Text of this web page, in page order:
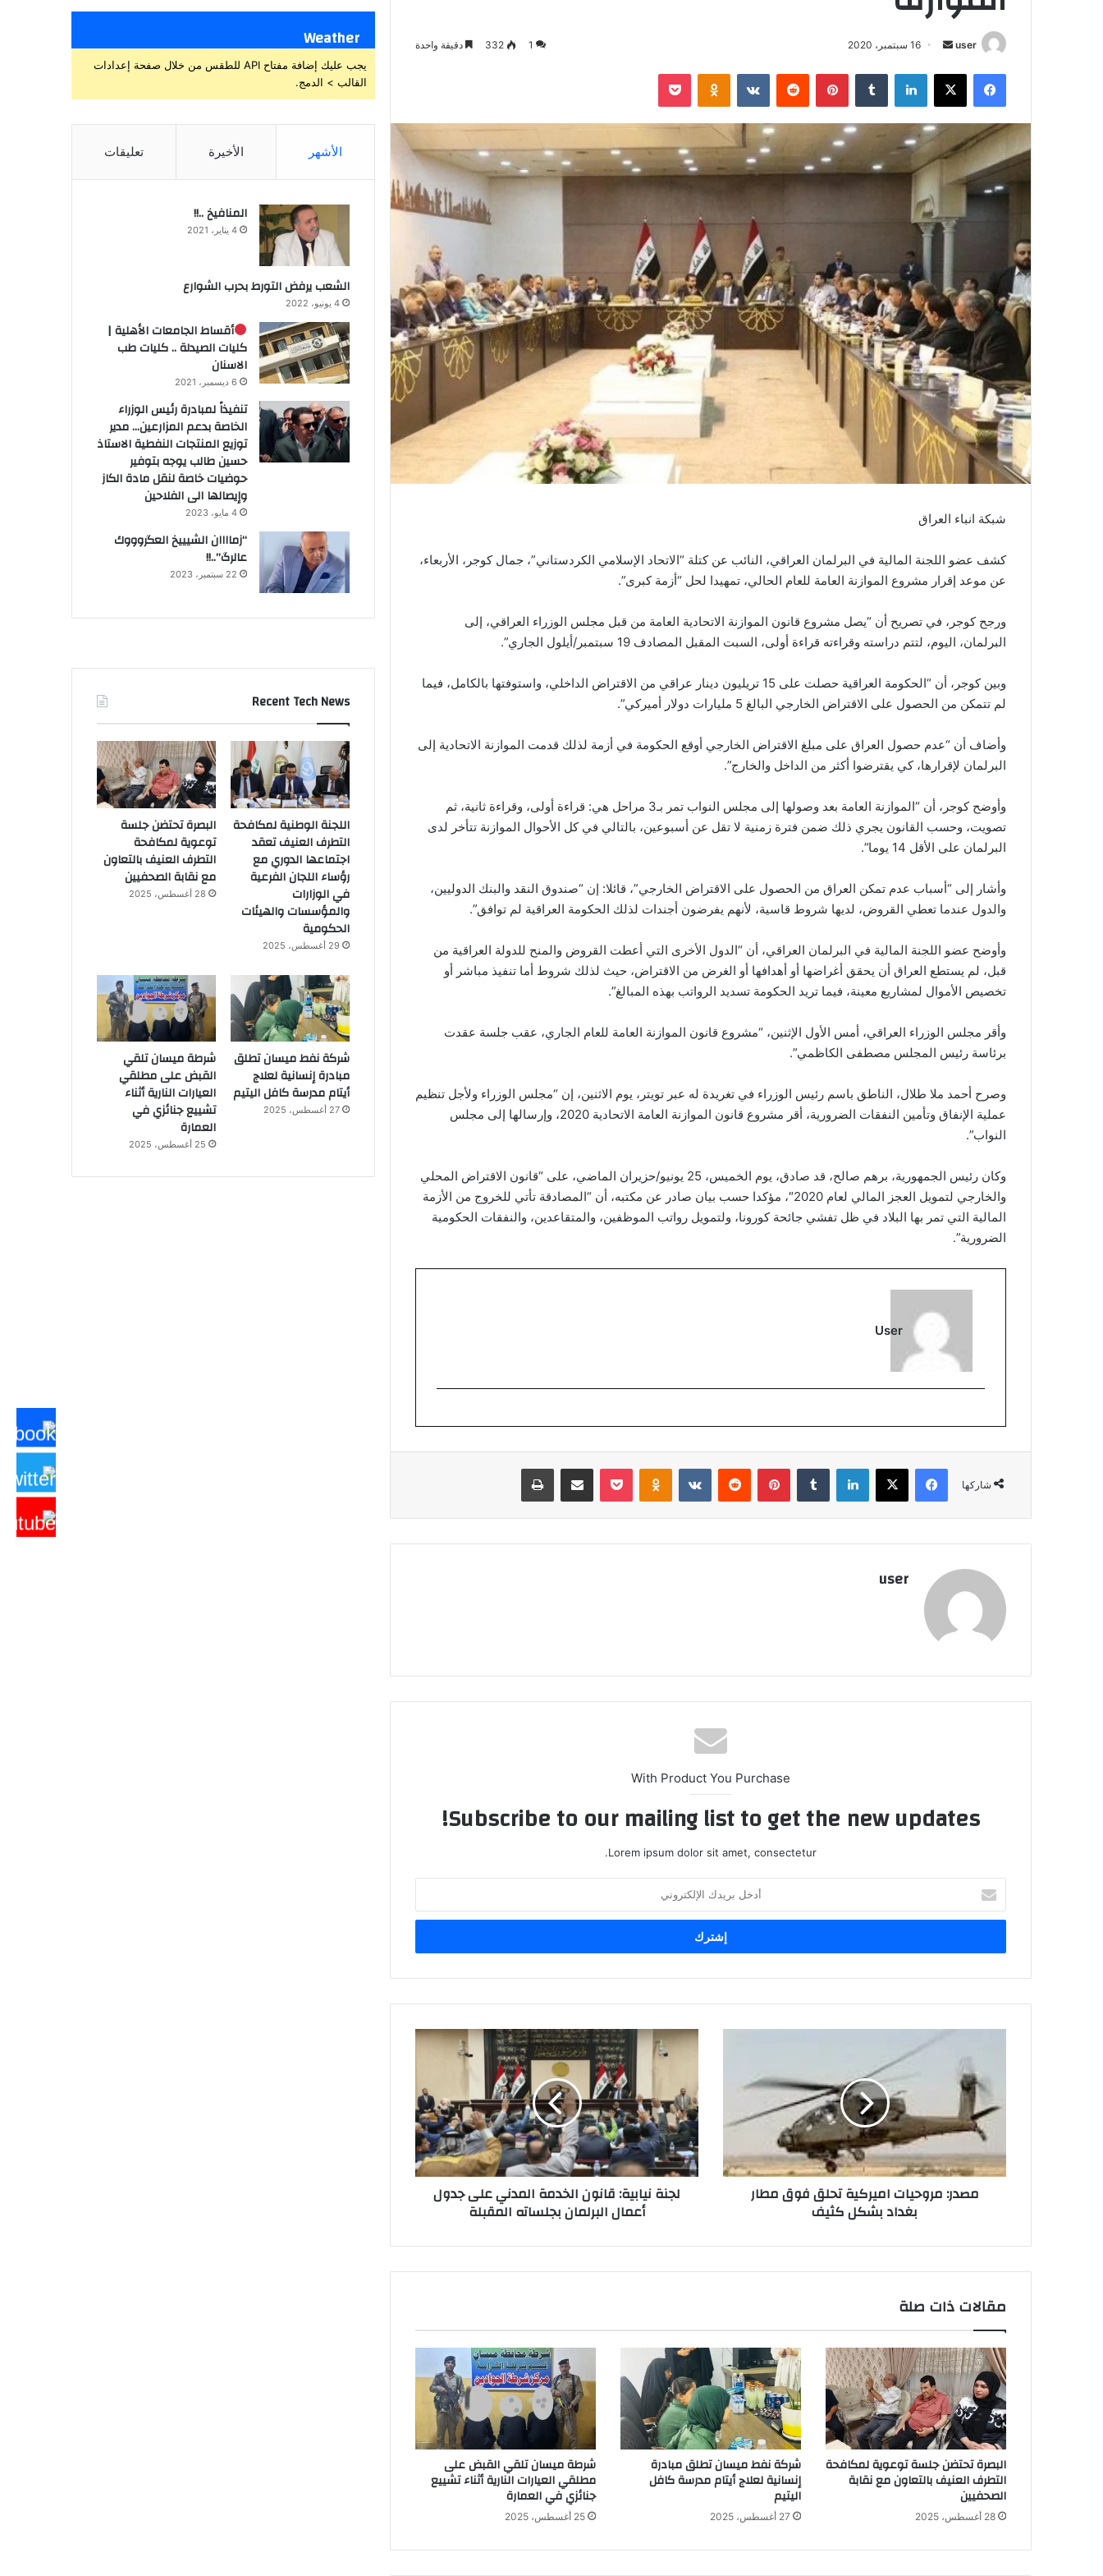
user
أرسل 16 سبتمبر، 2020 1
332 دقيقة واحدة
فيسبوك ‫X لينكدإن بينتيريست Odnoklassniki
‫Pocket
شبكة انباء العراق
كشف عضو اللجنة المالية في البرلمان العراقي، النائب عن كتلة “الاتحاد الإسلامي الكردستاني”، جمال كوجر، الأربعاء،
عن موعد إقرار مشروع الموازنة العامة للعام الحالي، تمهيدا لحل “أزمة كبرى”.
ورجح كوجر، في تصريح أن “يصل مشروع قانون الموازنة الاتحادية العامة من قبل مجلس الوزراء العراقي، إلى
البرلمان، اليوم، لتتم دراسته وقراءته قراءة أولى، السبت المقبل المصادف 19 سبتمبر/أيلول الجاري”.
وبين كوجر، أن “الحكومة العراقية حصلت على 15 تريليون دينار عراقي من الاقتراض الداخلي، واستوفتها بالكامل، فيما
لم تتمكن من الحصول على الاقتراض الخارجي البالغ 5 مليارات دولار أميركي”.
وأضاف أن “عدم حصول العراق على مبلغ الاقتراض الخارجي أوقع الحكومة في أزمة لذلك قدمت الموازنة الاتحادية إلى
البرلمان لإقرارها، كي يقترضوا أكثر من الداخل والخارج”.
وأوضح كوجر، أن “الموازنة العامة بعد وصولها إلى مجلس النواب تمر بـ3 مراحل هي: قراءة أولى، وقراءة ثانية، ثم
تصويت، وحسب القانون يجري ذلك ضمن فترة زمنية لا تقل عن أسبوعين، بالتالي في كل الأحوال الموازنة تتأخر لدى
البرلمان على الأقل 14 يوما”.
وأشار إلى “أسباب عدم تمكن العراق من الحصول على الاقتراض الخارجي”، قائلا: إن “صندوق النقد والبنك الدوليين،
والدول عندما تعطي القروض، لديها شروط قاسية، لأنهم يفرضون أجندات لذلك الحكومة العراقية لم توافق”.
وأوضح عضو اللجنة المالية في البرلمان العراقي، أن “الدول الأخرى التي أعطت القروض والمنح للدولة العراقية من
قبل، لم يستطع العراق أن يحقق أغراضها أو أهدافها أو الغرض من الاقتراض، حيث لذلك شروط أما تنفيذ مباشر أو
تخصيص الأموال لمشاريع معينة، فيما تريد الحكومة تسديد الرواتب بهذه المبالغ”.
وأقر مجلس الوزراء العراقي، أمس الأول الإثنين، “مشروع قانون الموازنة العامة للعام الجاري، عقب جلسة عقدت
برئاسة رئيس المجلس مصطفى الكاظمي”.
وصرح أحمد ملا طلال، الناطق باسم رئيس الوزراء في تغريدة له عبر تويتر، يوم الاثنين، إن “مجلس الوزراء ولأجل تنظيم
عملية الإنفاق وتأمين النفقات الضرورية، أقر مشروع قانون الموازنة العامة الاتحادية 2020، وإرسالها إلى مجلس
النواب”.
وكان رئيس الجمهورية، برهم صالح، قد صادق، يوم الخميس، 25 يونيو/حزيران الماضي، على “قانون الاقتراض المحلي
والخارجي لتمويل العجز المالي لعام 2020″، مؤكدا حسب بيان صادر عن مكتبه، أن “المصادقة تأتي للخروج من الأزمة
المالية التي تمر بها البلاد في ظل تفشي جائحة كورونا، ولتمويل رواتب الموظفين، والمتقاعدين، والنفقات الحكومية
الضرورية”.
User
شاركها
فيسبوك ‫X لينكدإن بينتيريست Odnoklassniki
‫Pocket مشاركة عبر البريد طباعة
user
With Product You Purchase
Subscribe to our mailing list to get the new updates!
Lorem ipsum dolor sit amet, consectetur.
بريدك
الإلكتروني
اميركية
تحلق
فوق
مطار
بغداد
بشكل
كثيف
مصدر: مروحيات اميركية تحلق فوق مطار
بغداد بشكل كثيف
لجنة
الخدمة
المدني
على
جدول
أعمال
البرلمان
بجلساتهلجنة نيابية: قانون الخدمة المدني على جدول
أعمال البرلمان بجلساته المقبلة
مقالات ذات صلة
البصرة تحتضن جلسة توعوية لمكافحة
التطرف العنيف بالتعاون مع نقابة
الصحفيين
28 أغسطس، 2025
شركة نفط ميسان تطلق مبادرة
إنسانية لعلاج أيتام مدرسة كافل
اليتيم
27 أغسطس، 2025
شرطة ميسان تلقي القبض على
مطلقي العيارات النارية أثناء تشييع
جنائزي في العمارة
25 أغسطس، 2025
Weather
يجب عليك إضافة مفتاح API للطقس من خلال صفحة إعدادات
القالب > الدمج.
الأشهر الأخيرة تعليقات
المنافيخ ..!!
4 يناير، 2021
الشعب يرفض التورط بحرب الشوارع
4 يونيو، 2022
أقساط الجامعات الأهلية |
كليات الصيدلة .. كليات طب
الاسنان
6 ديسمبر، 2021
تنفيذاً لمبادرة رئيس الوزراء
الخاصة بدعم المزارعين… مدير
توزيع المنتجات النفطية الاستاذ
حسين طالب يوجه بتوفير
حوضيات خاصة لنقل مادة الكاز
وإيصالها الى الفلاحين
4 مايو، 2023
“زماااان الشيييخ العگروووك
عالرگ”..!!
22 سبتمبر، 2023
Recent Tech News
اللجنة الوطنية لمكافحة
التطرف العنيف تعقد
اجتماعها الدوري مع
رؤساء اللجان الفرعية
في الوزارات
والمؤسسات والهيئات
الحكومية
29 أغسطس، 2025
البصرة تحتضن جلسة
توعوية لمكافحة
التطرف العنيف بالتعاون
مع نقابة الصحفيين
28 أغسطس، 2025
شركة نفط ميسان تطلق
مبادرة إنسانية لعلاج
أيتام مدرسة كافل اليتيم
27 أغسطس، 2025
شرطة ميسان تلقي
القبض على مطلقي
العيارات النارية أثناء
تشييع جنائزي في
العمارة
25 أغسطس، 2025